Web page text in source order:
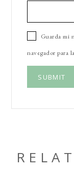
Guarda mi
navegador para